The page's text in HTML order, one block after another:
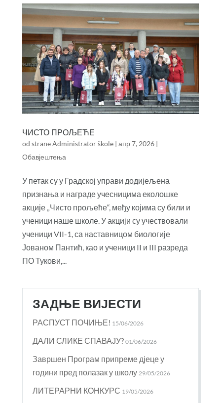
ЧИСТО ПРОЉЕЋЕ
od straneAdministrator škole| апр 7, 2026|
Обавјештења
У петак су у Градској управи додијељена
признања и награде учесницима еколошке
акције „Чисто прољеће“, међу којима су били и
ученици наше школе. У акцији су учествовали
ученици VII-1, са наставницом биологије
Јованом Пантић, као и ученици II и III разреда
ПО Тукови,...
ЗАДЊЕ ВИЈЕСТИ
РАСПУСТ ПОЧИЊЕ! 15/06/2026
ДАЛИ СЛИКЕ СПАВАЈУ? 01/06/2026
Завршен Програм припреме дјеце у
години пред полазак у школу 29/05/2026
ЛИТЕРАРНИ КОНКУРС 19/05/2026